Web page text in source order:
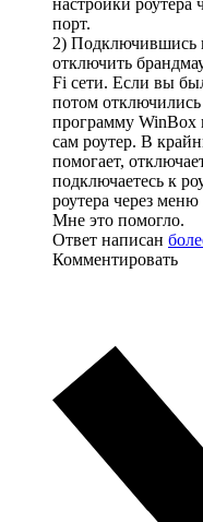
порт.
2) Подключившись
отключить
Fi сети. Если вы
потом отключились
программу WinBox
сам роутер. В
помогает,
подключаетесь к
роутера через
Мне это помогло.
Ответ написан
Комментировать